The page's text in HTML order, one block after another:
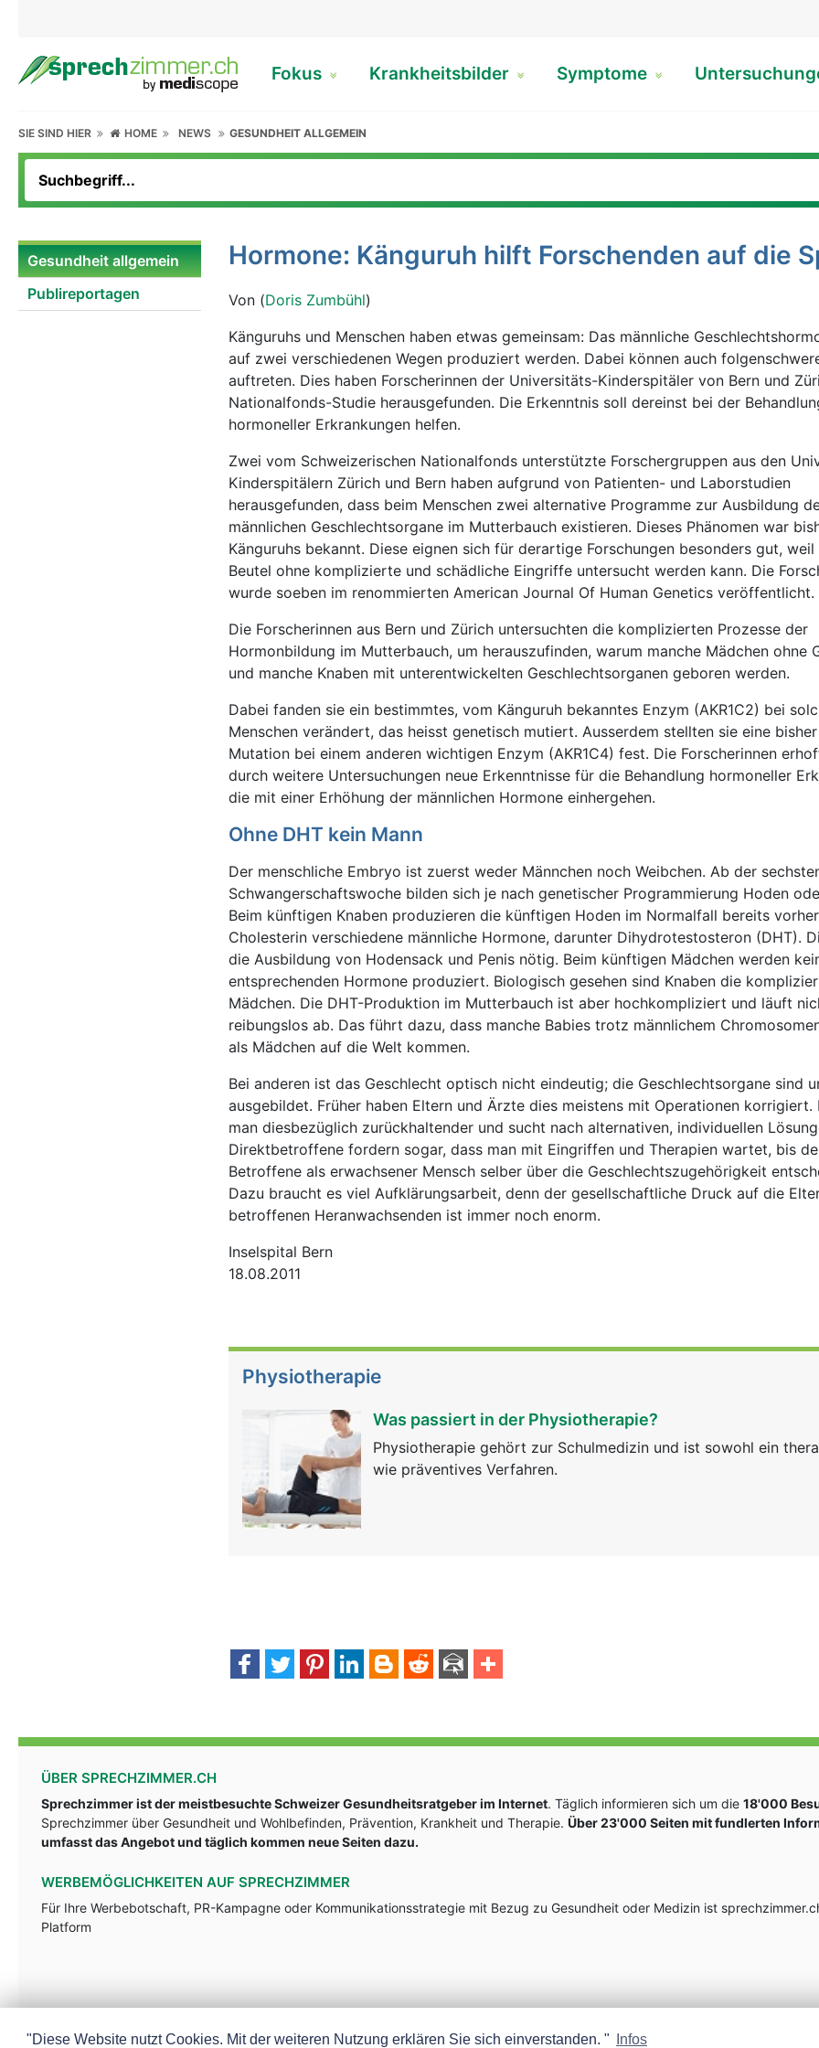
Fokus Krankheitsbilder Symptome
SIE SIND HIER HOME NEWS GESUNDHEIT ALLGEMEIN
Gesundheit allgemein
Publireportagen
Hormone: Känguruh hilft Forschenden auf die
Von (Doris Zumbühl)
Känguruhs und Menschen haben etwas gemeinsam: Das männliche
auf zwei verschiedenen Wegen produziert werden. Dabei können auch
auftreten. Dies haben Forscherinnen der Universitäts-Kinderspitäler von Bern und
Nationalfonds-Studie herausgefunden. Die Erkenntnis soll dereinst bei der
hormoneller Erkrankungen helfen.
Zwei vom Schweizerischen Nationalfonds unterstützte Forschergruppen aus den
Kinderspitälern Zürich und Bern haben aufgrund von Patienten- und Laborstudien
herausgefunden, dass beim Menschen zwei alternative Programme zur Ausbildung
männlichen Geschlechtsorgane im Mutterbauch existieren. Dieses Phänomen war
Känguruhs bekannt. Diese eignen sich für derartige Forschungen besonders gut, weil
Beutel ohne komplizierte und schädliche Eingriffe untersucht werden kann. Die
wurde soeben im renommierten American Journal Of Human Genetics veröffentlicht.
Die Forscherinnen aus Bern und Zürich untersuchten die komplizierten Prozesse der
Hormonbildung im Mutterbauch, um herauszufinden, warum manche Mädchen ohne
und manche Knaben mit unterentwickelten Geschlechtsorganen geboren werden.
Dabei fanden sie ein bestimmtes, vom Känguruh bekanntes Enzym (AKR1C2) bei
Menschen verändert, das heisst genetisch mutiert. Ausserdem stellten sie eine
Mutation bei einem anderen wichtigen Enzym (AKR1C4) fest. Die Forscherinnen
durch weitere Untersuchungen neue Erkenntnisse für die Behandlung hormoneller
die mit einer Erhöhung der männlichen Hormone einhergehen.
Ohne DHT kein Mann
Der menschliche Embryo ist zuerst weder Männchen noch Weibchen. Ab der
Schwangerschaftswoche bilden sich je nach genetischer Programmierung Hoden
Beim künftigen Knaben produzieren die künftigen Hoden im Normalfall bereits
Cholesterin verschiedene männliche Hormone, darunter Dihydrotestosteron (DHT).
die Ausbildung von Hodensack und Penis nötig. Beim künftigen Mädchen werden
entsprechenden Hormone produziert. Biologisch gesehen sind Knaben die
Mädchen. Die DHT-Produktion im Mutterbauch ist aber hochkompliziert und läuft
reibungslos ab. Das führt dazu, dass manche Babies trotz männlichem
als Mädchen auf die Welt kommen.
Bei anderen ist das Geschlecht optisch nicht eindeutig; die Geschlechtsorgane sind
ausgebildet. Früher haben Eltern und Ärzte dies meistens mit Operationen korrigiert.
man diesbezüglich zurückhaltender und sucht nach alternativen, individuellen
Direktbetroffene fordern sogar, dass man mit Eingriffen und Therapien wartet, bis
Betroffene als erwachsener Mensch selber über die Geschlechtszugehörigkeit
Dazu braucht es viel Aufklärungsarbeit, denn der gesellschaftliche Druck auf die
betroffenen Heranwachsenden ist immer noch enorm.
Inselspital Bern
18.08.2011
Physiotherapie
Was passiert in der Physiotherapie?
Physiotherapie gehört zur Schulmedizin und ist sowohl ein
wie präventives Verfahren.
ÜBER SPRECHZIMMER.CH
Sprechzimmer ist der meistbesuchte Schweizer Gesundheitsratgeber im Internet. Täglich informieren sich um die 18'000
Sprechzimmer über Gesundheit und Wohlbefinden, Prävention, Krankheit und Therapie. Über 23'000 Seiten mit fundlerten
umfasst das Angebot und täglich kommen neue Seiten dazu.
WERBEMÖGLICHKEITEN AUF SPRECHZIMMER
Für Ihre Werbebotschaft, PR-Kampagne oder Kommunikationsstrategie mit Bezug zu Gesundheit oder Medizin ist
Platform
"Diese Website nutzt Cookies. Mit der weiteren Nutzung erklären Sie sich einverstanden. " Infos